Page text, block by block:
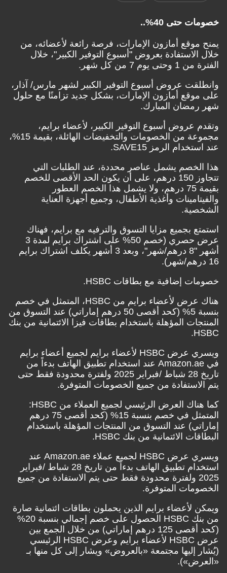
خصومات حتى 40%..
يمنح موقع أمازون الإمارات، فرصة رائعة لأعضائه، من
خلال الاستفادة بعروض "أسبوع التوفير الكبير"، خلال
الفترة من 1 وحتى يوم 7 من كل شهر.
وانطلقت عروض أسبوع التوفير الكبير لشهر مارس/ آذار،
على موقع أمازون الإمارات، بشكل جديد تزامنًا مع حلول
شهر رمضان المبارك.
وتقدم عروض أسبوع التوفير الكبير، لأعضاء برايم،
مجموعة من الخصومات والتخفيضات الهائلة، بقيمة 15%،
عند استخدام الرمز SAVE15.
هذا الخصم يشمل عناصر محددة، عند الطلبات التي
تتجاوز 150 درهم، على أن يكون الحد الأقصى للخصم
بقيمة 75 درهم، ولا يشمل هذا الخصم العطور
والفيتامينات وأغذية الأطفال، وجميع أجهزة العناية
الشخصية.
استمتع بجميع مزايا التسوق والترفيه مع برايم، فهناك
عرض حصري (خصم 50% على اشتراك برايم لمدة 3
أشهر "8 درهم/شهر"، وبعد 3 أشهر يكلف اشتراك برايم
16 درهم/شهر).
خصومات إضافية مع بطاقات HSBC.
هناك عرض لأعضاء برايم من HSBC، المتمثل في خصم
بنسبة 5% (كحد أقصى 50 درهم إماراتي) عند التسوق من
المنتجات المؤهلة باستخدام بطاقات فيزا الائتمانية من بنك
HSBC.
ويسري عرض HSBC لأعضاء برايم لجميع أعضاء برايم
في Amazon.ae عند استخدام تطبيق الهاتف بدءاً من
تاريخ 28 شباط /فبراير 2025 ولفترة محدودة فقط حتى
يتم الاستفادة من جميع الخصومات المتوفرة.
كما هناك العرض الرئيسي لجميع العملاء من HSBC:
المتمثل في خصم بنسبة 15% (كحد أقصى 75 درهم
إماراتي) عند التسوق من المنتجات المؤهلة باستخدام
البطاقات الائتمانية من بنك HSBC.
ويسري عرض HSBC لجميع عملاء Amazon.ae عند
استخدام تطبيق الهاتف بدءاً من تاريخ 28 شباط /فبراير
2025 ولفترة محدودة فقط حتى يتم الاستفادة من جميع
الخصومات المتوفرة.
ويمكن لأعضاء برايم الذين يحملون بطاقات ائتمانية صارة
من بنك HSBC الحصول على خصم إجمالي بنسبة 20%
(كحد أقصى 125 درهم إماراتي) من خلال الجمع بين
عرض HSBC لأعضاء برايم وعرض HSBC الرئيسي
(يُشار إليها مجتمعة «بالعروض» ويشار إلى كل منها بـ
«العرض»).